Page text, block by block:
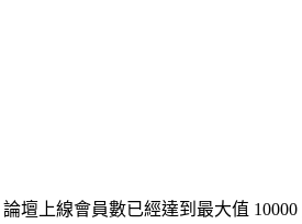
壇上線會員數已經達到最大值